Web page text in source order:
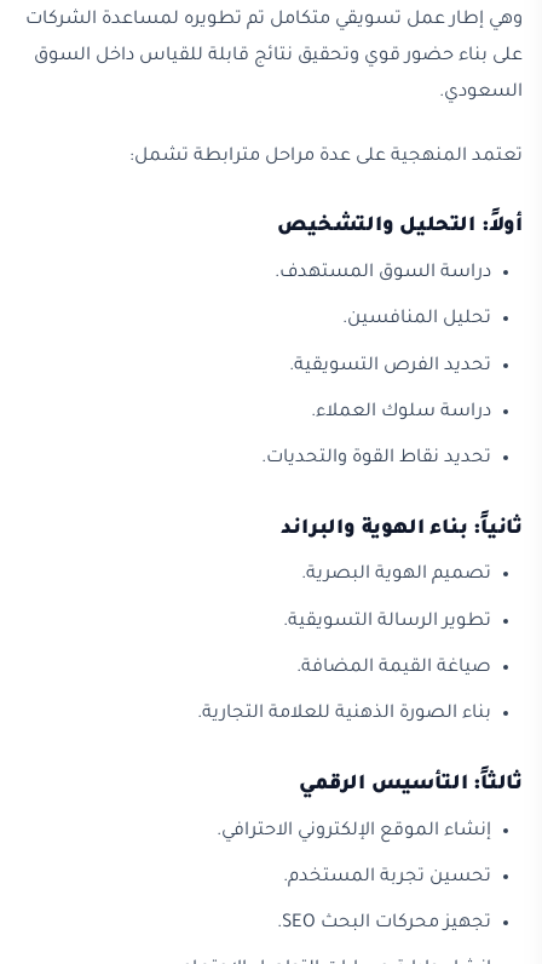
وهي إطار عمل تسويقي متكامل تم تطويره لمساعدة الشركات
على بناء حضور قوي وتحقيق نتائج قابلة للقياس داخل السوق
السعودي.
تعتمد المنهجية على عدة مراحل مترابطة تشمل:
أولاً: التحليل والتشخيص
دراسة السوق المستهدف.
تحليل المنافسين.
تحديد الفرص التسويقية.
دراسة سلوك العملاء.
تحديد نقاط القوة والتحديات.
ثانياً: بناء الهوية والبراند
تصميم الهوية البصرية.
تطوير الرسالة التسويقية.
صياغة القيمة المضافة.
بناء الصورة الذهنية للعلامة التجارية.
ثالثاً: التأسيس الرقمي
إنشاء الموقع الإلكتروني الاحترافي.
تحسين تجربة المستخدم.
تجهيز محركات البحث SEO.